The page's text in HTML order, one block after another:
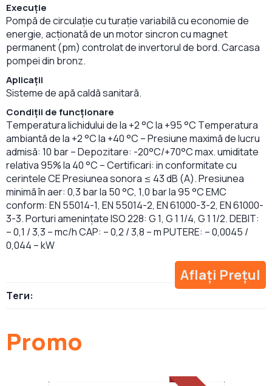
Execuție
Pompă de circulație cu turație variabilă cu economie de
energie, acționată de un motor sincron cu magnet
permanent (pm) controlat de invertorul de bord. Carcasa
pompei din bronz.
Aplicații
Sisteme de apă caldă sanitară.
Condiții de funcționare
Temperatura lichidului de la +2 °C la +95 °C Temperatura
ambiantă de la +2 °C la +40 °C – Presiune maximă de lucru
admisă: 10 bar – Depozitare: -20°C/+70°C max. umiditate
relativa 95% la 40 °C – Certificari: in conformitate cu
cerintele CE Presiunea sonora ≤ 43 dB (A). Presiunea
minimă în aer: 0,3 bar la 50 °C, 1,0 bar la 95 °C EMC
conform: EN 55014-1, EN 55014-2, EN 61000-3-2, EN 61000-
3-3. Porturi amenințate ISO 228: G 1, G 1 1/4, G 1 1/2. DEBIT:
– 0,1 / 3,3 – mc/h CAP: – 0,2 / 3,8 – m PUTERE: – 0,0045 /
0,044 – kW
Теги:
Aflați Prețul
Promo